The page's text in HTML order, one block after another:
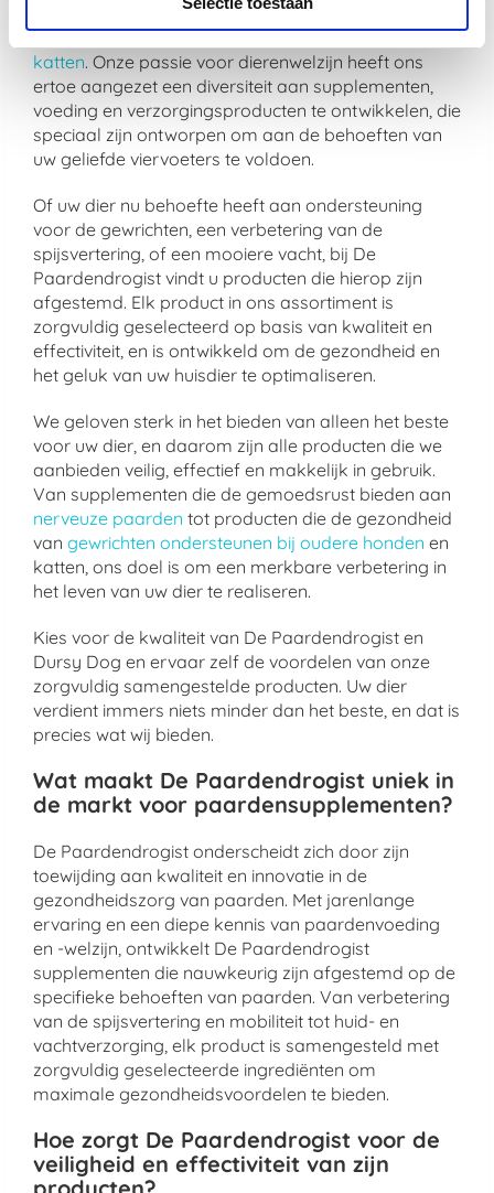
als vanDursy Dog
welzijn en gezondheid van uwpaarden,hondenen
katten. Onze passie voor dierenwelzijn heeft ons
ertoe aangezet een diversiteit aan supplementen,
voeding en verzorgingsproducten te ontwikkelen, die
speciaal zijn ontworpen om aan de behoeften van
uw geliefde viervoeters te voldoen.
Of uw dier nu behoefte heeft aan ondersteuning
voor de gewrichten, een verbetering van de
spijsvertering, of een mooiere vacht, bij De
Paardendrogist vindt u producten die hierop zijn
afgestemd. Elk product in ons assortiment is
zorgvuldig geselecteerd op basis van kwaliteit en
effectiviteit, en is ontwikkeld om de gezondheid en
het geluk van uw huisdier te optimaliseren.
We geloven sterk in het bieden van alleen het beste
voor uw dier, en daarom zijn alle producten die we
aanbieden veilig, effectief en makkelijk in gebruik.
Van supplementen die de gemoedsrust bieden aan
nerveuze paarden tot producten die de gezondheid
van gewrichten ondersteunen bij oudere honden en
katten, ons doel is om een merkbare verbetering in
het leven van uw dier te realiseren.
Kies voor de kwaliteit van De Paardendrogist en
Dursy Dog en ervaar zelf de voordelen van onze
zorgvuldig samengestelde producten. Uw dier
verdient immers niets minder dan het beste, en dat is
precies wat wij bieden.
Wat maakt De Paardendrogist uniek in
de markt voor paardensupplementen?
De Paardendrogist onderscheidt zich door zijn
toewijding aan kwaliteit en innovatie in de
gezondheidszorg van paarden. Met jarenlange
ervaring en een diepe kennis van paardenvoeding
en -welzijn, ontwikkelt De Paardendrogist
supplementen die nauwkeurig zijn afgestemd op de
specifieke behoeften van paarden. Van verbetering
van de spijsvertering en mobiliteit tot huid- en
vachtverzorging, elk product is samengesteld met
zorgvuldig geselecteerde ingrediënten om
maximale gezondheidsvoordelen te bieden.
Hoe zorgt De Paardendrogist voor de
veiligheid en effectiviteit van zijn